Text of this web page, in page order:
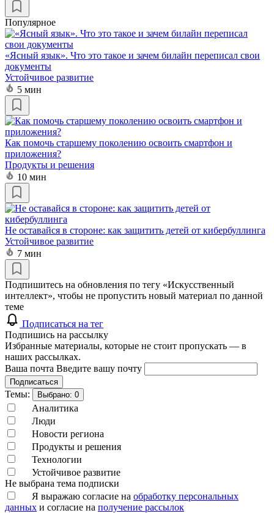
Популярное
«Ясный язык». Что это такое и зачем билайн переписал свои
документы
Устойчивое развитие
5 мин
Как помочь старшему поколению освоить смартфон и
приложения?
Продукты и решения
10 мин
Не оставайся в стороне: как защитить детей от кибербуллинга
Устойчивое развитие
7 мин
Подпишитесь на обновления по тегу «Искусственный
интеллект», чтобы не пропустить новый материал по данной
теме
Подписаться на тег
Подпишись на рассылку
Избранные материалы, которые не стоит пропускать — в
наших рассылках.
Ваша почта Введите вашу почту
Подписаться
Темы: Выбрано: 0
Аналитика
Люди
Новости региона
Продукты и решения
Технологии
Устойчивое развитие
Не выбрана тема подписки
Я выражаю согласие на обработку персональных
данных и согласие на получение рассылок